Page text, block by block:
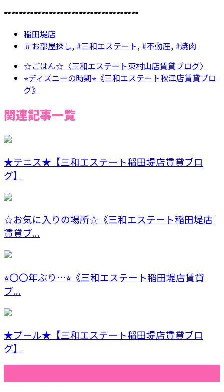
🕶️🕶️🕶️🕶️🕶️🕶️🕶️🕶️🕶️🕶️🕶️🕶️🕶️🕶️🕶️🕶️🕶️🕶️
稲田堤店
＃お部屋探し, #三和エステート, #不動産, #焼肉
☆ごはん☆〈三和エステート東村山店賃貸ブログ〉
⭐︎ディズニーの時期⭐︎《三和エステート秋津店賃貸ブロ
グ》
関連記事一覧
★テニス★【三和エステート稲田堤店賃貸ブロ
グ】
☆お気に入りの場所☆《三和エステート稲田堤店
賃貸ブ...
⭐︎〇〇年ぶり…⭐︎《三和エステート稲田堤店賃貸
ブ...
★プール★【三和エステート稲田堤店賃貸ブロ
グ】